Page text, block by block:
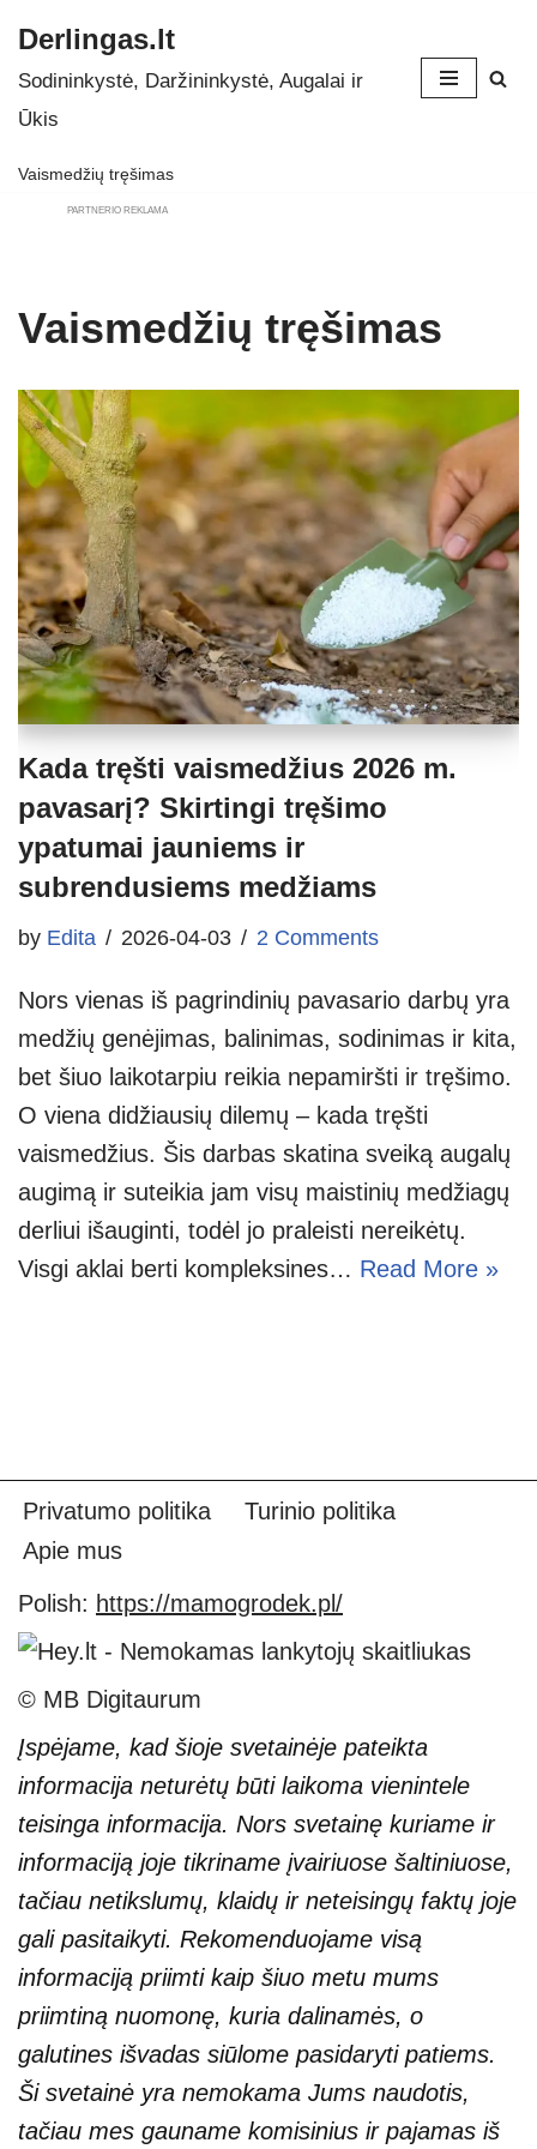
Skip
to
Derlingas.lt
Sodininkystė, Daržininkystė, Augalai ir
Ūkis
Vaismedžių tręšimas
PARTNERIO REKLAMA
Vaismedžių tręšimas
Kada tręšti vaismedžius 2026 m.
pavasarį? Skirtingi tręšimo
ypatumai jauniems ir
subrendusiems medžiams
by Edita 2026-04-03 2 Comments
Nors vienas iš pagrindinių pavasario darbų yra
medžių genėjimas, balinimas, sodinimas ir kita,
bet šiuo laikotarpiu reikia nepamiršti ir tręšimo.
O viena didžiausių dilemų – kada tręšti
vaismedžius. Šis darbas skatina sveiką augalų
augimą ir suteikia jam visų maistinių medžiagų
derliui išauginti, todėl jo praleisti nereikėtų.
Visgi aklai berti kompleksines… Read More »
Privatumo politika
Turinio politika
Apie mus
Polish: https://mamogrodek.pl/
© MB Digitaurum
Įspėjame, kad šioje svetainėje pateikta
informacija neturėtų būti laikoma vienintele
teisinga informacija. Nors svetainę kuriame ir
informaciją joje tikriname įvairiuose šaltiniuose,
tačiau netikslumų, klaidų ir neteisingų faktų joje
gali pasitaikyti. Rekomenduojame visą
informaciją priimti kaip šiuo metu mums
priimtiną nuomonę, kuria dalinamės, o
galutines išvadas siūlome pasidaryti patiems.
Ši svetainė yra nemokama Jums naudotis,
tačiau mes gauname komisinius ir pajamas iš